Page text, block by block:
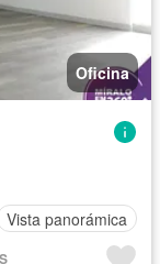
Oficina
Vista panorámica